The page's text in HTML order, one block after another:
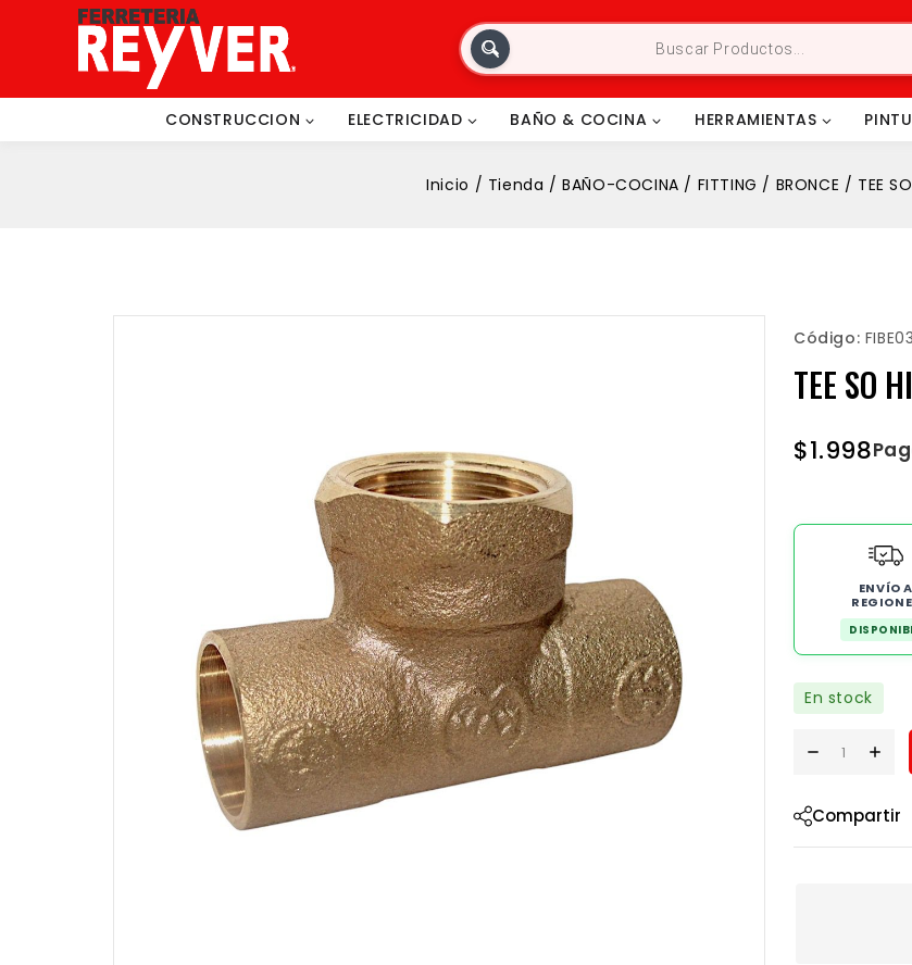
CONSTRUCCION ELECTRICIDAD BAÑO & COCINA HERRAMIENTAS
Inicio / Tienda / BAÑO-COCINA / FITTING / BRONCE / TEE
Código:
TEE SO
$1.998
ENVÍO A
En stock
Compartir